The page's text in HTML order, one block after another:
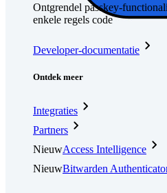
Ontgrendel passkey-
enkele regels code
Developer-documentatie
Ontdek meer
Integraties
Partners
NieuwAccess Intelligence
NieuwBitwarden